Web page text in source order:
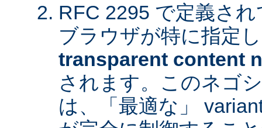
RFC 2295 で定義さ
ブラウザが特に指定
transparent content
されます。このネゴ
は、「最適な」